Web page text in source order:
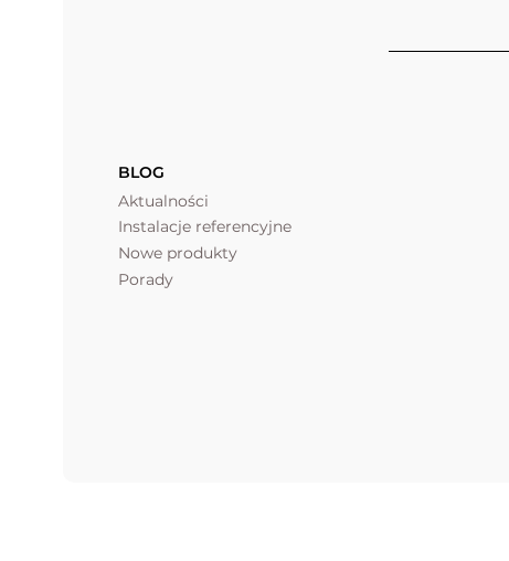
BLOG
Aktualności
Instalacje referencyjne
Nowe produkty
Porady